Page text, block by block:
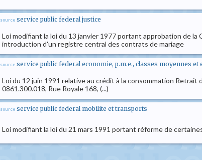
source service public federal justice
Loi modifiant la loi du 13 janvier 1977 portant approbation de
introduction d'un registre central des contrats de mariage
source service public federal economie, p.m.e., classes moyennes et
Loi du 12 juin 1991 relative au crédit à la consommation
0861.300.018, Rue Royale 168, (...)
source service public federal mobilite et transports
Loi modifiant la loi du 21 mars 1991 portant réforme de